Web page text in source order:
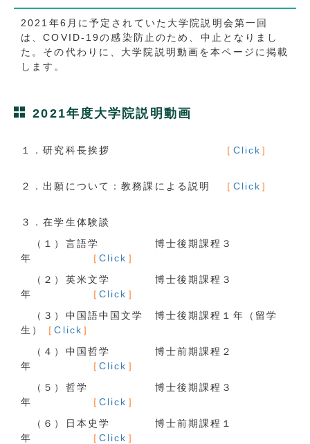
2021年6月に予定されていた大学院説明会第一回
は、COVID-19の感染防止のため、 中止となりまし
た。 その代わりに、大学院説明動画を本ページに掲載
します 。
2021年度大学院説明動画
１．研究科長挨拶 ［ Click ］
２．出願について：教務課による説明 ［ Click ］
３．在学生体験談
（１）言語学
博士後期課程３
年
［ Click ］
（２） 英米文学 博士後期課程３
年
［ Click ］
（３）中国語中国文学 博士後期課程１年（留学
生）
［Click ］
（４）中国哲学 博士前期課程２
年
［ Click ］
（５）哲学 博士後期課程３
年
［ Click ］
（６）日本史学 博士前期課程１
年
［ Click ］